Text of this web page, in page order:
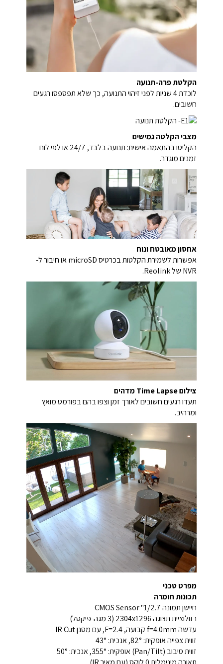
הקלטת פרה-תנועה
לוכדת 4 שניות לפני זיהוי התנועה, כך שלא תפספסו רגעים
חשובים.
מצבי הקלטה גמישים
הקליטו בהתאמה אישית: תנועה בלבד, 24/7 או לפי לוח
זמנים מוגדר.
אחסון מאובטח ונוח
אפשרות לשמירת הקלטות בכרטיס microSD או חיבור ל-
NVR של Reolink.
צילום Time Lapse מדהים
תעדו רגעים חשובים לאורך זמן וצפו בהם בפורמט מואץ
ומרהיב.
מפרט טכני
תכונות חומרה
חיישן תמונה 1/2.7" CMOS Sensor
רזולוציית תצוגה 2304x1296 (3 מגה-פיקסל)
עדשה f=4.0mm קבועה, F=2.4, עם מסנן IR Cut
זווית צפייה אופקית: 82°, אנכית: 43°
זווית סיבוב (Pan/Tilt) אופקית: 355°, אנכית: 50°